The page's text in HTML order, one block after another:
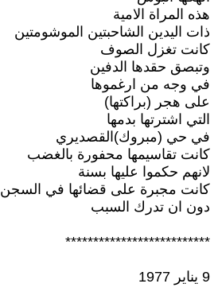
هذه المراة الامية
ذات اليدين الشاحبتين الموشومتين
كانت تغزل الصوف
وتبصق حقدها الدفين
في وجه من ارغموها
على هجر (براكتها)
التي اشترتها بدمها
في حي (مبروك)القصديري
كانت تقاسيمها محفورة بالغضب
لانهم حكموا عليها بسنة
كانت مجبرة على قضائها في السجن
دون ان تدرك السبب
**************************
9 يناير 1977